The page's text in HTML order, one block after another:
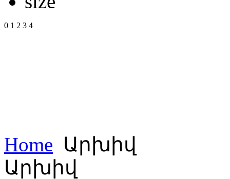
0 1 2 3 4
Home Արխիվ
Արխիվ